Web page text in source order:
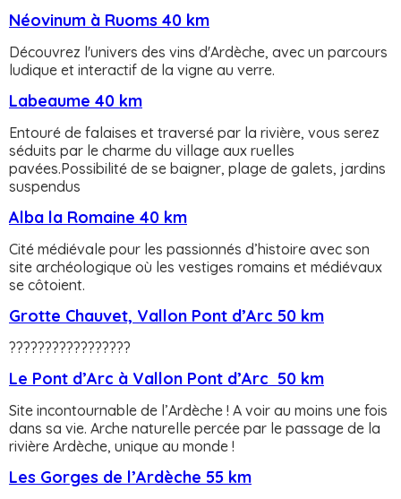
Néovinum à Ruoms 40 km
Découvrez l'univers des vins d'Ardèche, avec un parcours
ludique et interactif de la vigne au verre.
Labeaume 40 km
Entouré de falaises et traversé par la rivière, vous serez
séduits par le charme du village aux ruelles
pavées.Possibilité de se baigner, plage de galets, jardins
suspendus
Alba la Romaine 40 km
Cité médiévale pour les passionnés d’histoire avec son
site archéologique où les vestiges romains et médiévaux
se côtoient.
Grotte Chauvet, Vallon Pont d’Arc 50 km
?????????????????
Le Pont d’Arc à Vallon Pont d’Arc 50 km
Site incontournable de l’Ardèche ! A voir au moins une fois
dans sa vie. Arche naturelle percée par le passage de la
rivière Ardèche, unique au monde !
Les Gorges de l’Ardèche 55 km